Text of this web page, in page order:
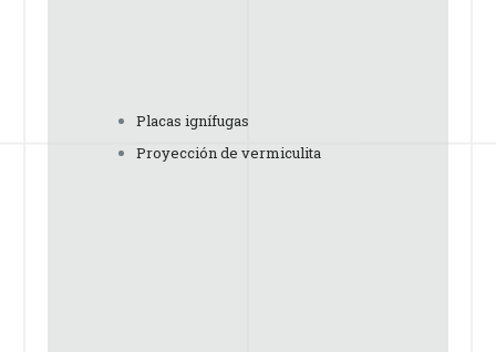
Placas ignífugas
Proyección de vermiculita